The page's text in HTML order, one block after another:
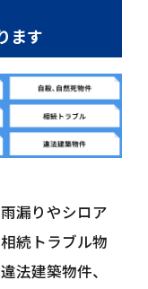
ます
漏りやシロア
続トラブル物
法建築物件、